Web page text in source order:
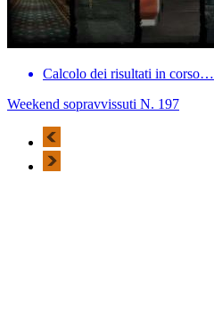
Calcolo dei risultati in corso…
Weekend sopravvissuti N. 197